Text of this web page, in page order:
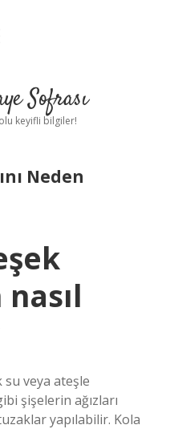
Sofrası
keyifli bilgiler!
Neden
su veya ateşle
şişelerin ağızları
yapılabilir. Kola